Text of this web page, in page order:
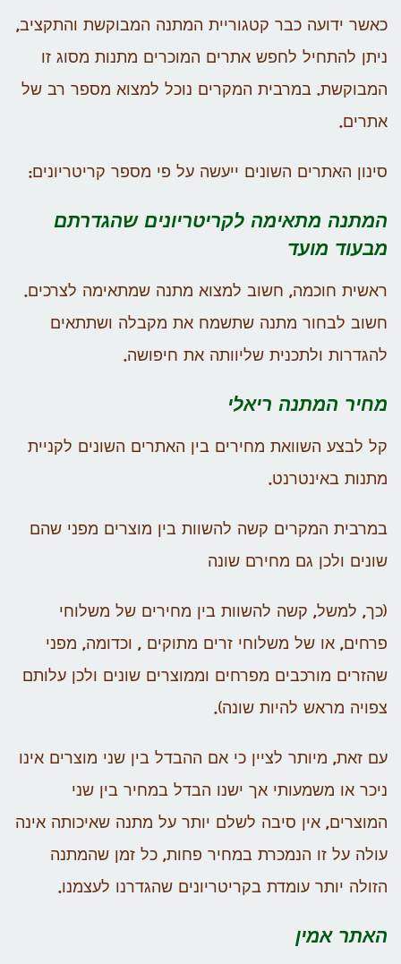
כאשר ידועה כבר קטגוריית המתנה המבוקשת והתקציב,
ניתן להתחיל לחפש אתרים המוכרים מתנות מסוג זו
המבוקשת. במרבית המקרים נוכל למצוא מספר רב של
אתרים.
סינון האתרים השונים ייעשה על פי מספר קריטריונים:
המתנה מתאימה לקריטריונים שהגדרתם
מבעוד מועד
ראשית חוכמה, חשוב למצוא מתנה שמתאימה לצרכים.
חשוב לבחור מתנה שתשמח את מקבלה ושתתאים
להגדרות ולתכנית שליוותה את חיפושה.
מחיר המתנה ריאלי
קל לבצע השוואת מחירים בין האתרים השונים לקניית
מתנות באינטרנט.
במרבית המקרים קשה להשוות בין מוצרים מפני שהם
שונים ולכן גם מחירם שונה
(כך, למשל, קשה להשוות בין מחירים של משלוחי
פרחים, או של משלוחי זרים מתוקים , וכדומה, מפני
שהזרים מורכבים מפרחים וממוצרים שונים ולכן עלותם
צפויה מראש להיות שונה).
עם זאת, מיותר לציין כי אם ההבדל בין שני מוצרים אינו
ניכר או משמעותי אך ישנו הבדל במחיר בין שני
המוצרים, אין סיבה לשלם יותר על מתנה שאיכותה אינה
עולה על זו הנמכרת במחיר פחות, כל זמן שהמתנה
הזולה יותר עומדת בקריטריונים שהגדרנו לעצמנו.
האתר אמין